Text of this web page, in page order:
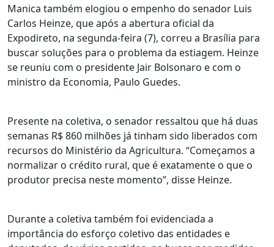
Manica também elogiou o empenho do senador Luis
Carlos Heinze, que após a abertura oficial da
Expodireto, na segunda-feira (7), correu a Brasília para
buscar soluções para o problema da estiagem. Heinze
se reuniu com o presidente Jair Bolsonaro e com o
ministro da Economia, Paulo Guedes.
Presente na coletiva, o senador ressaltou que há duas
semanas R$ 860 milhões já tinham sido liberados com
recursos do Ministério da Agricultura. “Começamos a
normalizar o crédito rural, que é exatamente o que o
produtor precisa neste momento”, disse Heinze.
Durante a coletiva também foi evidenciada a
importância do esforço coletivo das entidades e